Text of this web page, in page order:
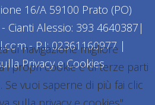
16/A 59100 Prato (PO)
Cianti Alessio: 393 4640387|
- P.I: 02361160977 |
Privacy e Cookies
di navigazione migliore
i propri cookie e di terze parti
vuoi saperne di più fai clic